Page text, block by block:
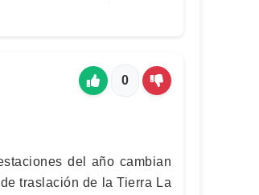
0
del año cambian
traslación de la Tierra La